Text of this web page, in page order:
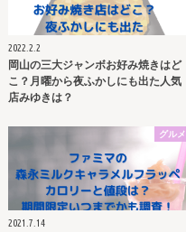
2022.2.2
岡山の三大ジャンボお好み焼きはど
こ？月曜から夜ふかしにも出た人気
店みゆきは？
グルメ
2021.7.14